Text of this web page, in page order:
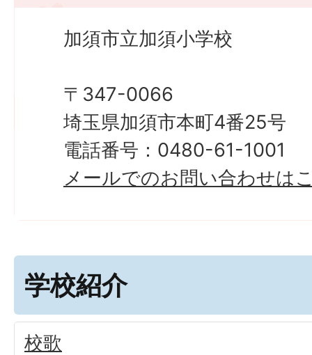
加須市立加須小学校
〒347-0066
埼玉県加須市本町4番25号
電話番号：0480-61-1001
メールでのお問い合わせは
学校紹介
校歌